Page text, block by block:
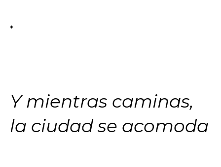
*
Y mientras caminas,
la ciudad se acomoda